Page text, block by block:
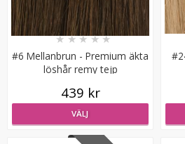
Rundad tång för isättning av
#6 Mellanbrun - Premium äkta
löshår remy tejp
★★★★★
439 kr
VÄLJ